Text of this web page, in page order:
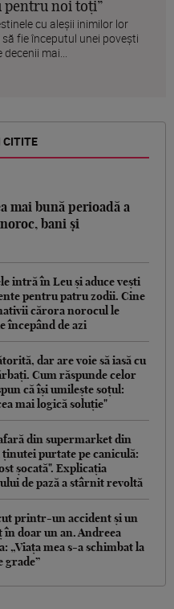
pentru noi toți”
cu aleșii inimilor lor
fie începutul unei povești
mai...
CITITE
mai bună perioadă a
bani și
intră în Leu și aduce vești
pentru patru zodii. Cine
cărora norocul le
începând de azi
dar are voie să iasă cu
Cum răspunde celor
că își umilește soțul:
mai logică soluție"
din supermarket din
ținutei purtate pe caniculă:
șocată". Explicația
de pază a stârnit revoltă
printr-un accident și un
în doar un an. Andreea
„Viața mea s-a schimbat la
grade”